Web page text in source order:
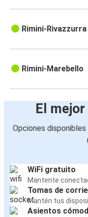
Rimini-Rivazzurra
Rimini-Marebello
El
Opciones
WiFi gratuito
Mantente
Tomas de
Mantén tus
Asientos